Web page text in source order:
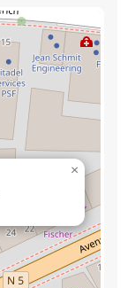
×